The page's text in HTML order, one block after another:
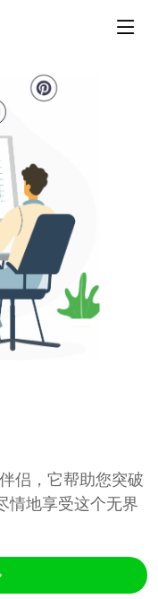
侣，它帮助您突破
情地享受这个无界